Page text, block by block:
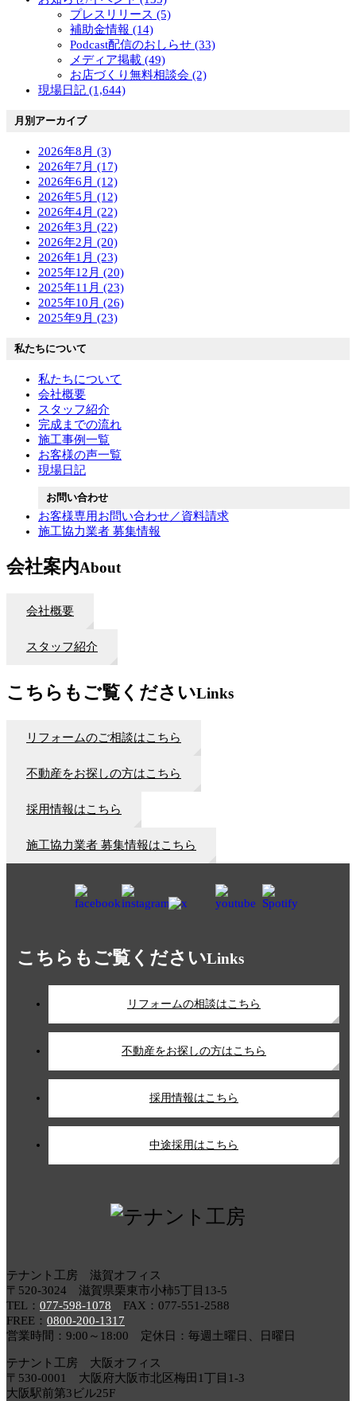
プレスリリース (5)
補助金情報 (14)
Podcast配信のおしらせ (33)
メディア掲載 (49)
お店づくり無料相談会 (2)
現場日記 (1,644)
月別アーカイブ
2026年8月 (3)
2026年7月 (17)
2026年6月 (12)
2026年5月 (12)
2026年4月 (22)
2026年3月 (22)
2026年2月 (20)
2026年1月 (23)
2025年12月 (20)
2025年11月 (23)
2025年10月 (26)
2025年9月 (23)
私たちについて
私たちについて
会社概要
スタッフ紹介
完成までの流れ
施工事例一覧
お客様の声一覧
現場日記
お問い合わせ
お客様専用お問い合わせ／資料請求
施工協力業者 募集情報
会社案内About
会社概要
スタッフ紹介
こちらもご覧くださいLinks
リフォームのご相談はこちら
不動産をお探しの方はこちら
採用情報はこちら
施工協力業者 募集情報はこちら
こちらもご覧くださいLinks
リフォームの相談はこちら
不動産をお探しの方はこちら
採用情報はこちら
中途採用はこちら
テナント工房 滋賀オフィス
〒520-3024 滋賀県栗東市小柿5丁目13-5
TEL： 077-598-1078 FAX：077-551-2588
FREE： 0800-200-1317
営業時間：9:00～18:00 定休日：毎週土曜日、日曜日
テナント工房 大阪オフィス
〒530-0001 大阪府大阪市北区梅田1丁目1-3
大阪駅前第3ビル25F